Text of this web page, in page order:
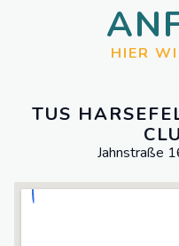
HIER
TUS
Jahnstraße